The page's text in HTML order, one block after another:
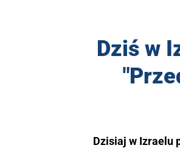
Dziś w
Dzisiaj w Izraelu